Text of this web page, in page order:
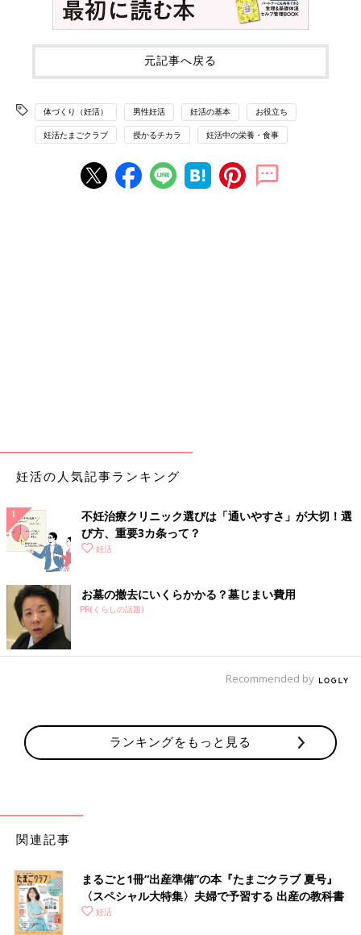
元記事へ戻る
体づくり（妊活） 男性妊活 妊活の基本 お役立ち
妊活たまごクラブ 授かるチカラ 妊活中の栄養・食事
妊活の人気記事ランキング
不妊治療クリニック選びは「通いやすさ」が大切！選
び方、重要3カ条って？
妊活
お墓の撤去にいくらかかる？墓じまい費用
PR(くらしの話題)
Recommended by
ランキングをもっと見る
関連記事
まるごと1冊“出産準備”の本『たまごクラブ 夏号』
〈スペシャル大特集〉夫婦で予習する 出産の教科書
妊活